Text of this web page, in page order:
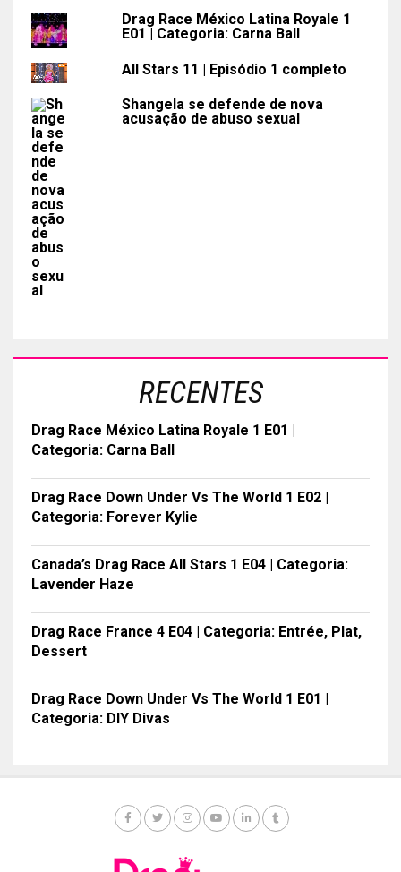
Drag Race México Latina Royale 1
E01 | Categoria: Carna Ball
All Stars 11 | Episódio 1 completo
Shangela se defende de nova
acusação de abuso sexual
RECENTES
Drag Race México Latina Royale 1 E01 |
Categoria: Carna Ball
Drag Race Down Under Vs The World 1 E02 |
Categoria: Forever Kylie
Canada’s Drag Race All Stars 1 E04 | Categoria:
Lavender Haze
Drag Race France 4 E04 | Categoria: Entrée, Plat,
Dessert
Drag Race Down Under Vs The World 1 E01 |
Categoria: DIY Divas